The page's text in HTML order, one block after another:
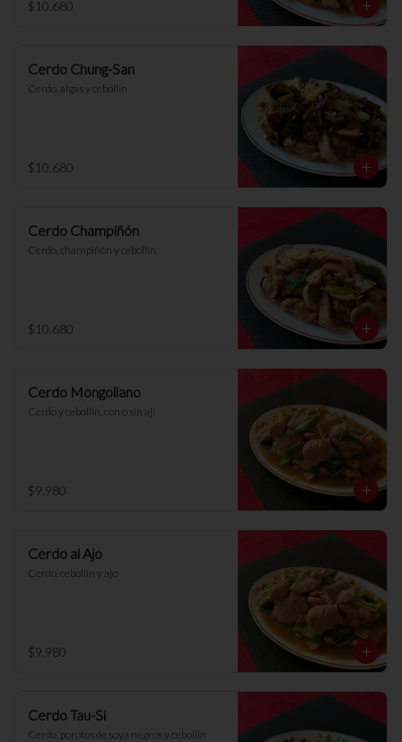
$10.680
Cerdo Chung-San
Cerdo, algas y cebollín
$10.680
Cerdo Champiñón
Cerdo, champiñón y cebollín
$10.680
Cerdo Mongoliano
Cerdo y cebollín, con o sin ají
$9.980
Cerdo al Ajo
Cerdo, cebollín y ajo
$9.980
Cerdo Tau-Si
Cerdo, porotos de soya negros y cebollín